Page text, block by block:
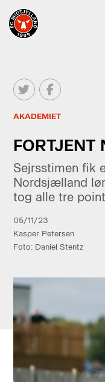
AKADEMIET
FORTJENT
Sejrsstimen fik
Nordsjælland
tog alle tre
05/11/23
Kasper Petersen
Foto: Daniel Stentz